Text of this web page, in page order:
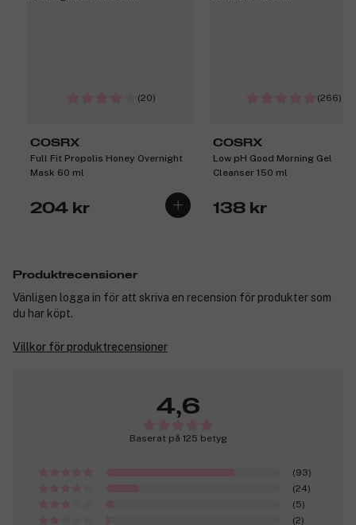
(20)
COSRX
Full Fit Propolis Honey Overnight
Mask 60 ml
204 kr
(266)
COSRX
Low pH Good Morning Gel
Cleanser 150 ml
138 kr
Produktrecensioner
Vänligen logga in för att skriva en recension för produkter som
du har köpt.
Villkor för produktrecensioner
4,6
Baserat på 125 betyg
(93)
(24)
(5)
(2)